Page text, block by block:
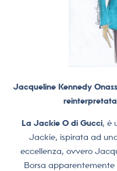
Jacqueline Kennedy
La Jackie O di Gucci, è
Jackie, ispirata ad
eccellenza, ovvero
Borsa apparentemente